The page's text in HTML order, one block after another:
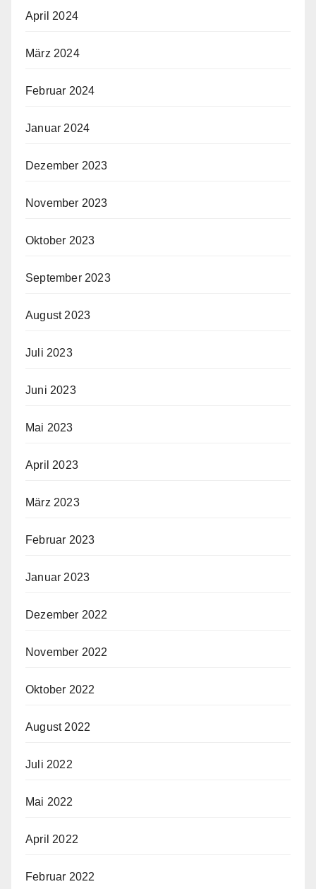
April 2024
März 2024
Februar 2024
Januar 2024
Dezember 2023
November 2023
Oktober 2023
September 2023
August 2023
Juli 2023
Juni 2023
Mai 2023
April 2023
März 2023
Februar 2023
Januar 2023
Dezember 2022
November 2022
Oktober 2022
August 2022
Juli 2022
Mai 2022
April 2022
Februar 2022